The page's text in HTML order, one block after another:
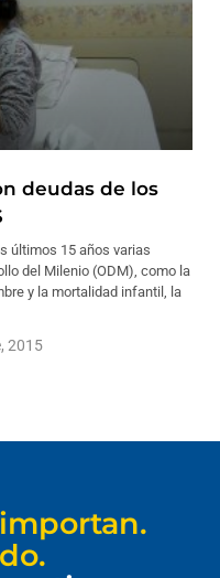
deudas de los
últimos 15 años varias
del Milenio (ODM), como la
y la mortalidad infantil, la
2015